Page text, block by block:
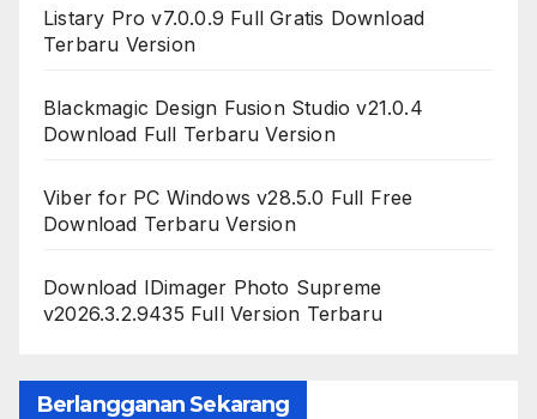
Listary Pro v7.0.0.9 Full Gratis Download
Terbaru Version
Blackmagic Design Fusion Studio v21.0.4
Download Full Terbaru Version
Viber for PC Windows v28.5.0 Full Free
Download Terbaru Version
Download IDimager Photo Supreme
v2026.3.2.9435 Full Version Terbaru
Berlangganan Sekarang